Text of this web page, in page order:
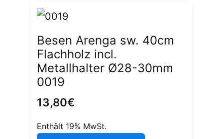
Besen Arenga sw. 40cm
Flachholz incl.
Metallhalter Ø28-30mm
0019
13,80€
Enthält 19% MwSt.